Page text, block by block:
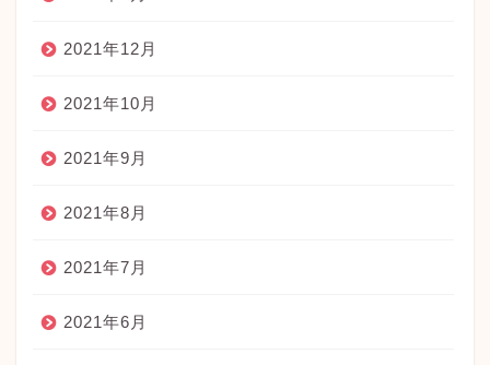
2021年12月
2021年10月
2021年9月
2021年8月
2021年7月
2021年6月